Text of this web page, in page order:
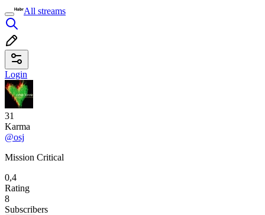
All streams
Login
31
Karma
@osj
Mission Critical
0,4
Rating
8
Subscribers